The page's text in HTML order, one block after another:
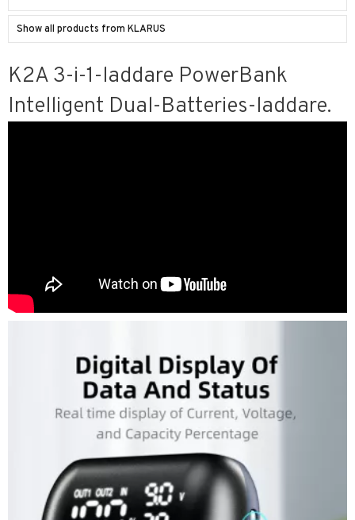
Show all products from KLARUS
K2A 3-i-1-laddare PowerBank
Intelligent Dual-Batteries-laddare.